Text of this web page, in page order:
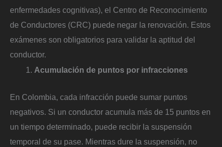
enfermedades cognitivas), el Centro de Reconocimiento
de Conductores (CRC) puede negar la renovación. Estos
exámenes son obligatorios para validar la aptitud del
conductor.
Acumulación de puntos por infracciones
En Colombia, cada infracción puede sumar puntos
negativos. Si un conductor acumula más de 15 puntos en
un tiempo determinado, puede recibir la suspensión
temporal de su pase. Mientras dure la suspensión, no